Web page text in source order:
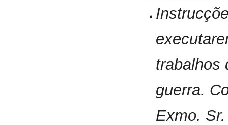
trabalhos
guerra.
Exmo.